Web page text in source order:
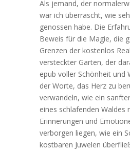
Als jemand, der
war ich überrascht, wie
genossen habe. Die
Beweis für die Magie, die
Grenzen der kostenlos
versteckter Garten, der
epub voller Schönheit und
der Worte, das Herz zu
verwandeln, wie ein
eines schlafenden Waldes
Erinnerungen und
verborgen liegen, wie ein
kostbaren Juwelen